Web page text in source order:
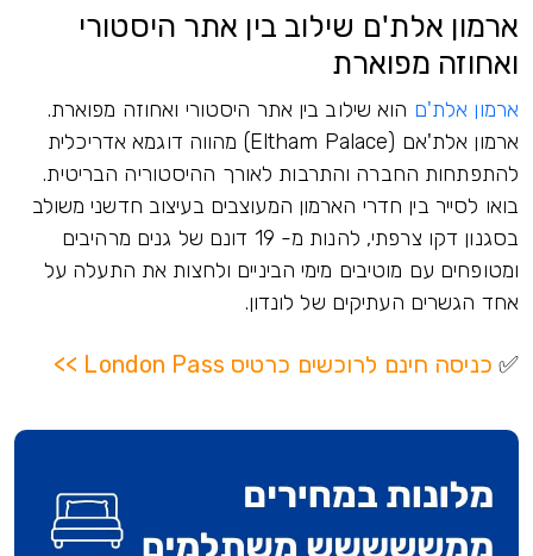
ארמון אלת'ם שילוב בין אתר היסטורי
ואחוזה מפוארת
ארמון אלת'ם הוא שילוב בין אתר היסטורי ואחוזה מפוארת.
ארמון אלת'אם (Eltham Palace) מהווה דוגמא אדריכלית
להתפתחות החברה והתרבות לאורך ההיסטוריה הבריטית.
בואו לסייר בין חדרי הארמון המעוצבים בעיצוב חדשני משולב
בסגנון דקו צרפתי, להנות מ- 19 דונם של גנים מרהיבים
ומטופחים עם מוטיבים מימי הביניים ולחצות את התעלה על
אחד הגשרים העתיקים של לונדון.
✅ כניסה חינם לרוכשים כרטיס London Pass >>